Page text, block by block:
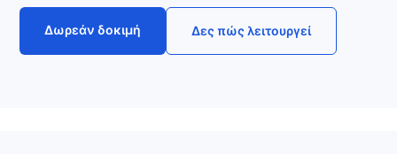
Δωρεάν δοκιμή Δες πώς λειτουργεί